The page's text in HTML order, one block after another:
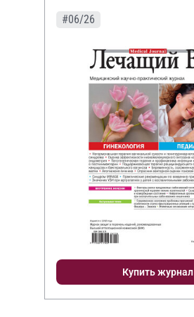
#06/26
Купить журнал